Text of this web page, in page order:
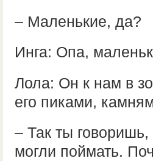
– Маленькие, да?
Инга: Опа,
Лола: Он к нам в
его пиками,
– Так ты
могли поймать.